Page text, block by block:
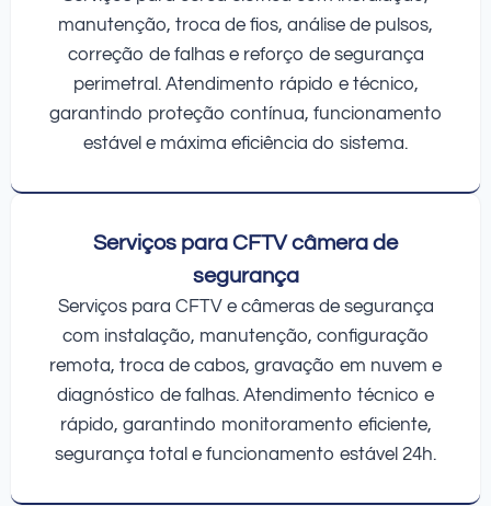
manutenção, troca de fios, análise de pulsos,
correção de falhas e reforço de segurança
perimetral. Atendimento rápido e técnico,
garantindo proteção contínua, funcionamento
estável e máxima eficiência do sistema.
Serviços para CFTV câmera de
segurança
Serviços para CFTV e câmeras de segurança
com instalação, manutenção, configuração
remota, troca de cabos, gravação em nuvem e
diagnóstico de falhas. Atendimento técnico e
rápido, garantindo monitoramento eficiente,
segurança total e funcionamento estável 24h.